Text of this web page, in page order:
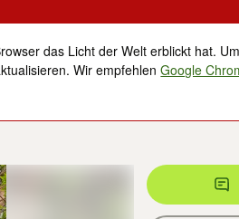
das Licht der Welt erblickt hat.
Wir empfehlenGoogle